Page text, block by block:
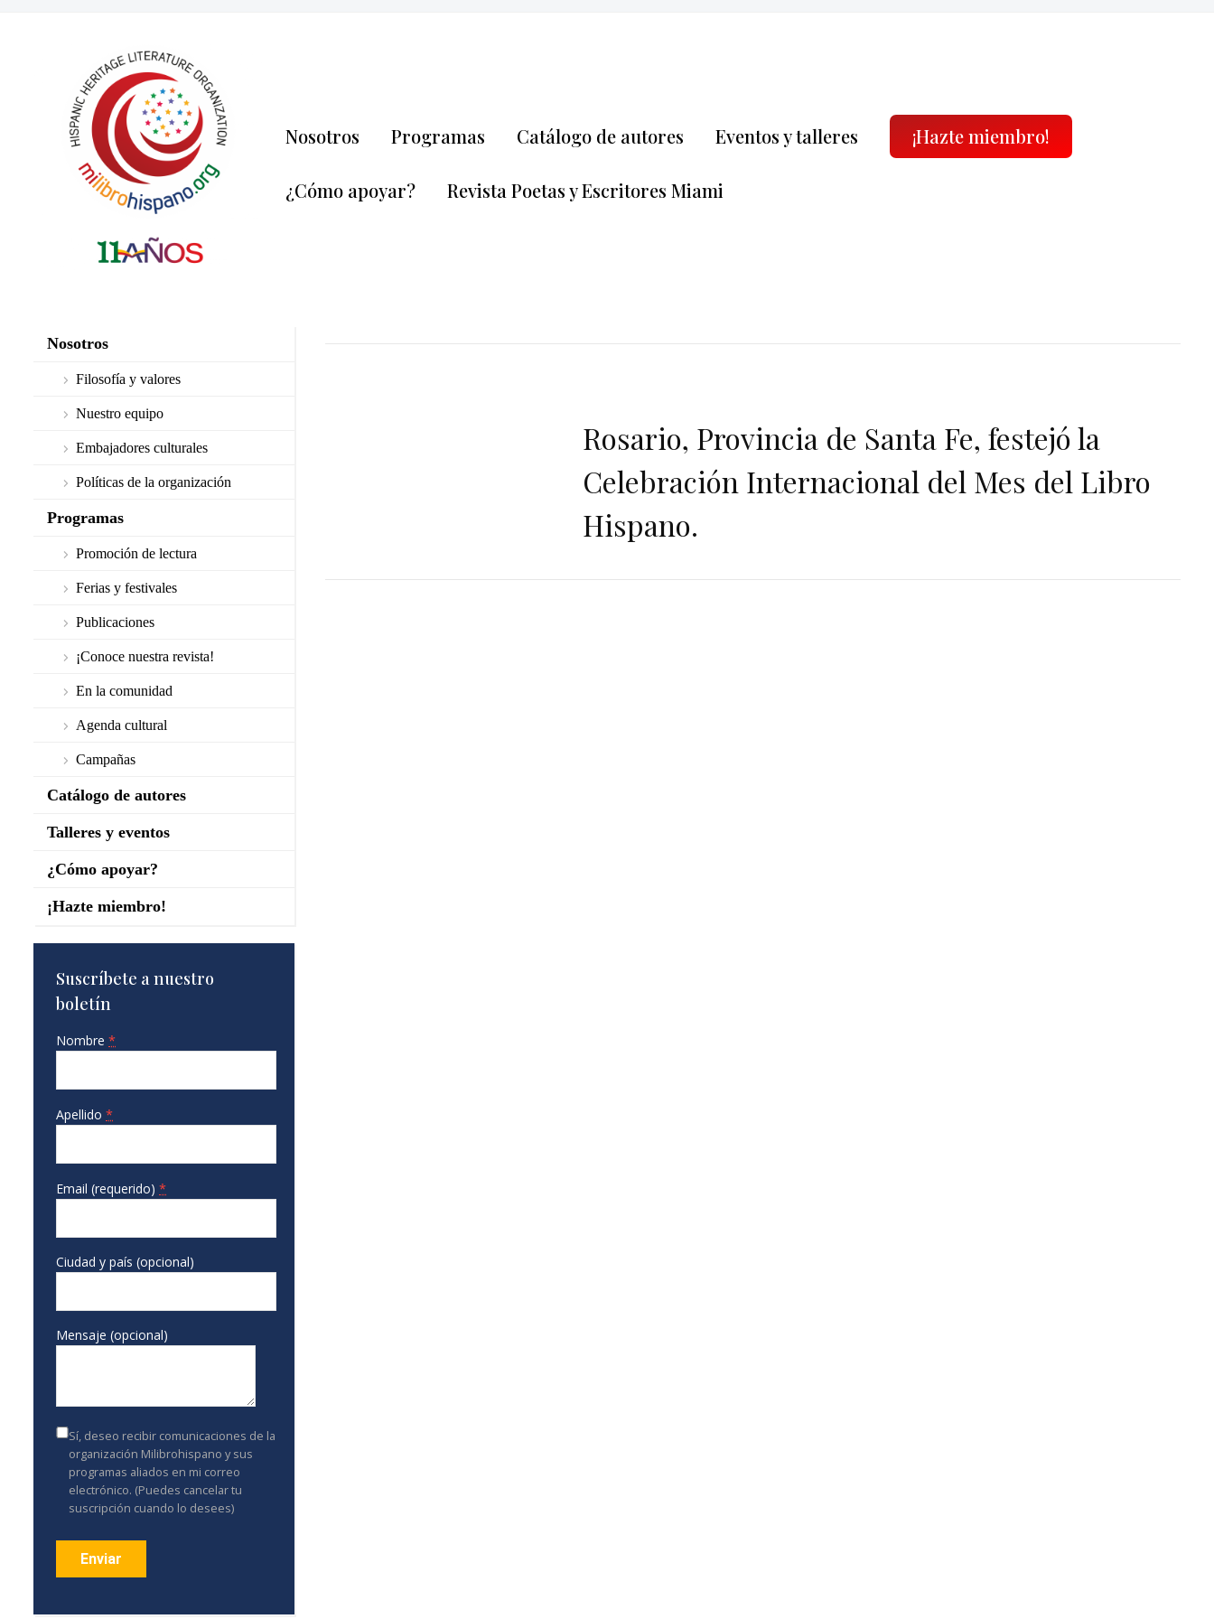
Nosotros Programas Catálogo de autores Eventos y talleres ¡Hazte miembro!
¿Cómo apoyar? Revista Poetas y Escritores Miami
Nosotros
Filosofía y valores
Nuestro equipo
Embajadores culturales
Políticas de la organización
Programas
Promoción de lectura
Ferias y festivales
Publicaciones
¡Conoce nuestra revista!
En la comunidad
Agenda cultural
Campañas
Catálogo de autores
Talleres y eventos
¿Cómo apoyar?
¡Hazte miembro!
Suscríbete a nuestro
boletín
Nombre *
Apellido *
Email (requerido) *
Ciudad y país (opcional)
Mensaje (opcional)
Sí, deseo recibir comunicaciones de la
organización Milibrohispano y sus
programas aliados en mi correo
electrónico. (Puedes cancelar tu
suscripción cuando lo desees)
Rosario, Provincia de Santa Fe, festejó la
Celebración Internacional del Mes del Libro
Hispano.